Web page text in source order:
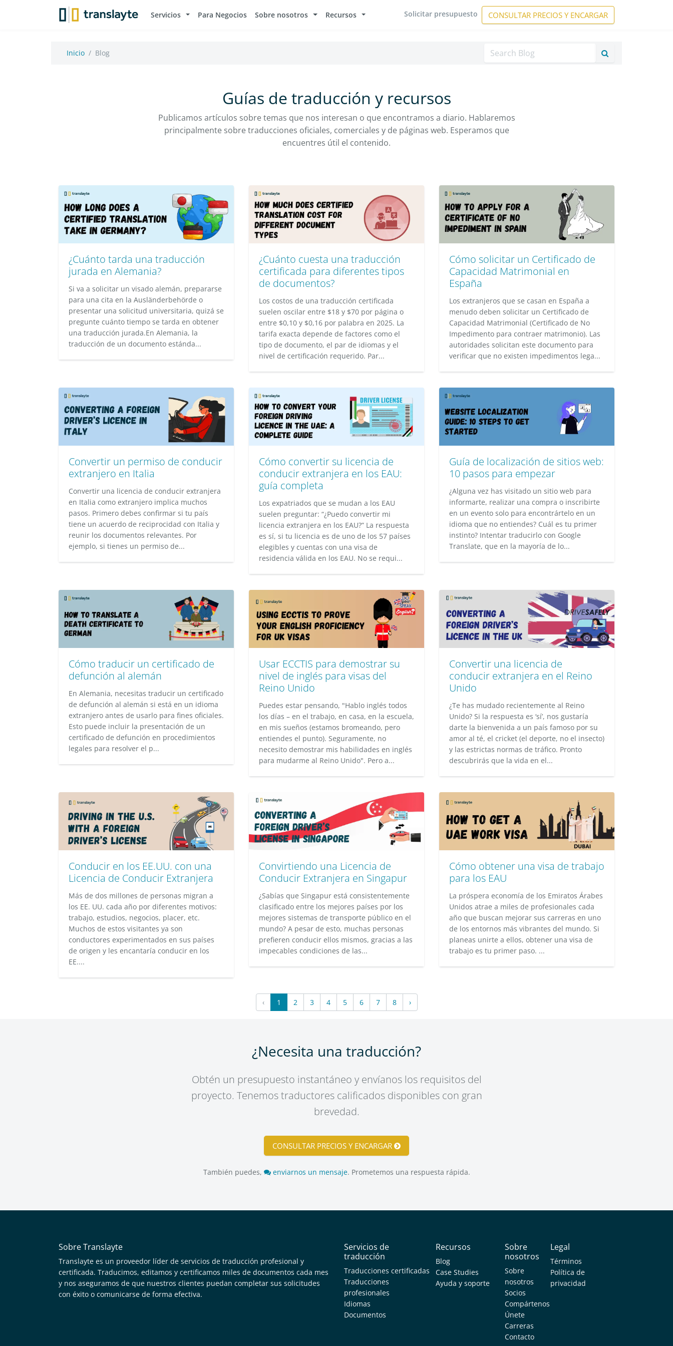
Servicios Para Negocios Sobre nosotros Recursos Solicitar presupuesto CONSULTAR PRECIOS Y ENCARGAR
Inicio Blog Buscar
Guías de traducción y recursos
Publicamos artículos sobre temas que nos interesan o que encontramos a diario. Hablaremos
principalmente sobre traducciones oficiales, comerciales y de páginas web. Esperamos que
encuentres útil el contenido.
¿Cuánto tarda una traducción
jurada en Alemania?
Si va a solicitar un visado alemán, prepararse
para una cita en la Ausländerbehörde o
presentar una solicitud universitaria, quizá se
pregunte cuánto tiempo se tarda en obtener
una traducción jurada.​En Alemania, la
traducción de un documento estánda...
¿Cuánto cuesta una traducción
certificada para diferentes tipos
de documentos?
Los costos de una traducción certificada
suelen oscilar entre $18 y $70 por página o
entre $0,10 y $0,16 por palabra en 2025. La
tarifa exacta depende de factores como el
tipo de documento, el par de idiomas y el
nivel de certificación requerido. Par...
Cómo solicitar un Certificado de
Capacidad Matrimonial en
España
Los extranjeros que se casan en España a
menudo deben solicitar un Certificado de
Capacidad Matrimonial (Certificado de No
Impedimento para contraer matrimonio). Las
autoridades solicitan este documento para
verificar que no existen impedimentos lega...
Convertir un permiso de conducir
extranjero en Italia
Convertir una licencia de conducir extranjera
en Italia como extranjero implica muchos
pasos. Primero debes confirmar si tu país
tiene un acuerdo de reciprocidad con Italia y
reunir los documentos relevantes. Por
ejemplo, si tienes un permiso de...
Cómo convertir su licencia de
conducir extranjera en los EAU:
guía completa
Los expatriados que se mudan a los EAU
suelen preguntar: “¿Puedo convertir mi
licencia extranjera en los EAU?” La respuesta
es sí, si tu licencia es de uno de los 57 países
elegibles y cuentas con una visa de
residencia válida en los EAU. No se requi...
Guía de localización de sitios web:
10 pasos para empezar
¿Alguna vez has visitado un sitio web para
informarte, realizar una compra o inscribirte
en un evento solo para encontrártelo en un
idioma que no entiendes? Cuál es tu primer
instinto? Intentar traducirlo con Google
Translate, que en la mayoría de lo...
Cómo traducir un certificado de
defunción al alemán
En Alemania, necesitas traducir un certificado
de defunción al alemán si está en un idioma
extranjero antes de usarlo para fines oficiales.
Esto puede incluir la presentación de un
certificado de defunción en procedimientos
legales para resolver el p...
Usar ECCTIS para demostrar su
nivel de inglés para visas del
Reino Unido
Puedes estar pensando, "Hablo inglés todos
los días – en el trabajo, en casa, en la escuela,
en mis sueños (estamos bromeando, pero
entiendes el punto). Seguramente, no
necesito demostrar mis habilidades en inglés
para mudarme al Reino Unido". Pero a...
Convertir una licencia de
conducir extranjera en el Reino
Unido
¿Te has mudado recientemente al Reino
Unido? Si la respuesta es ‘sí’, nos gustaría
darte la bienvenida a un país famoso por su
amor al té, el cricket (el deporte, no el insecto)
y las estrictas normas de tráfico. Pronto
descubrirás que la vida en el...
Conducir en los EE.UU. con una
Licencia de Conducir Extranjera
Más de dos millones de personas migran a
los EE. UU. cada año por diferentes motivos:
trabajo, estudios, negocios, placer, etc.
Muchos de estos visitantes ya son
conductores experimentados en sus países
de origen y les encantaría conducir en los
EE....
Convirtiendo una Licencia de
Conducir Extranjera en Singapur
¿Sabías que Singapur está consistentemente
clasificado entre los mejores países por los
mejores sistemas de transporte público en el
mundo? A pesar de esto, muchas personas
prefieren conducir ellos mismos, gracias a las
impecables condiciones de las...
Cómo obtener una visa de trabajo
para los EAU
La próspera economía de los Emiratos Árabes
Unidos atrae a miles de profesionales cada
año que buscan mejorar sus carreras en uno
de los entornos más vibrantes del mundo. Si
planeas unirte a ellos, obtener una visa de
trabajo es tu primer paso. ...
‹ 1 2 3 4 5 6 7 8 ›
¿Necesita una traducción?
Obtén un presupuesto instantáneo y envíanos los requisitos del
proyecto. Tenemos traductores calificados disponibles con gran
brevedad.
CONSULTAR PRECIOS Y ENCARGAR
También puedes, enviarnos un mensaje. Prometemos una respuesta rápida.
Sobre Translayte
Translayte es un proveedor líder de servicios de traducción profesional y
certificada. Traducimos, editamos y certificamos miles de documentos cada mes
y nos aseguramos de que nuestros clientes puedan completar sus solicitudes
con éxito o comunicarse de forma efectiva.
Servicios de
traducción
Traducciones certificadas
Traducciones
profesionales
Idiomas
Documentos
Recursos
Blog
Case Studies
Ayuda y soporte
Sobre
nosotros
Sobre
nosotros
Socios
Compártenos
Únete
Carreras
Contacto
Legal
Términos
Política de
privacidad